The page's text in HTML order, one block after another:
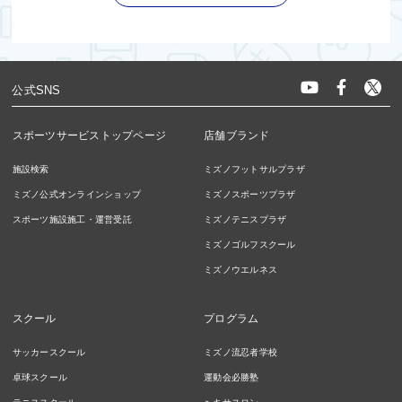
公式SNS
スポーツサービストップページ
施設検索
ミズノ公式オンラインショップ
スポーツ施設施工・運営受託
店舗ブランド
ミズノフットサルプラザ
ミズノスポーツプラザ
ミズノテニスプラザ
ミズノゴルフスクール
ミズノウエルネス
スクール
サッカースクール
卓球スクール
プログラム
ミズノ流忍者学校
運動会必勝塾